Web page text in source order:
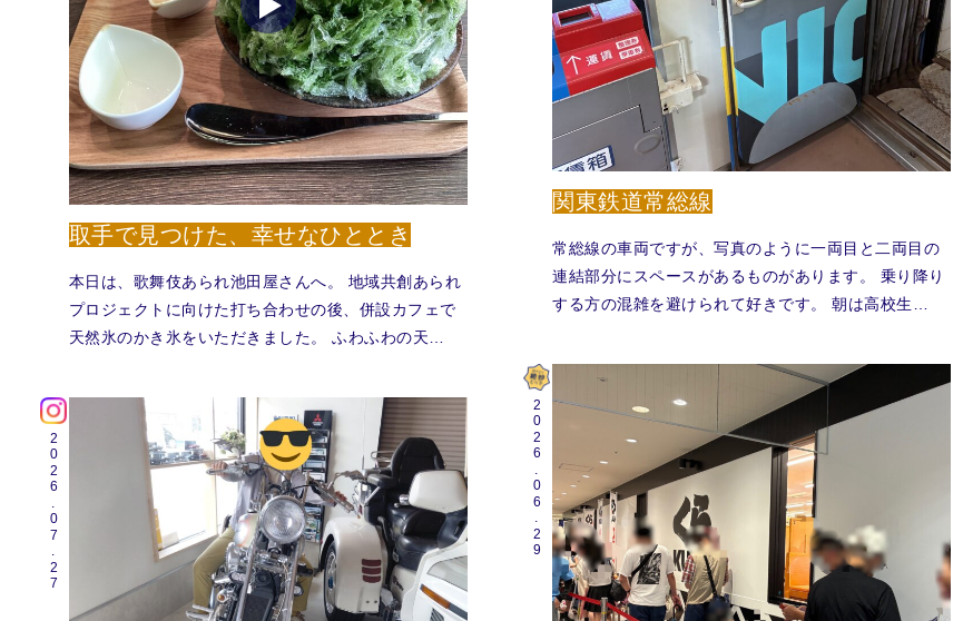
取手で見つけた、幸せなひととき
本日は、歌舞伎あられ池田屋さんへ。 地域共創あられ
プロジェクトに向けた打ち合わせの後、併設カフェで
天然氷のかき氷をいただきました。 ふわふわの天…
2026.07.27
関東鉄道常総線
常総線の車両ですが、写真のように一両目と二両目の
連結部分にスペースがあるものがあります。 乗り降り
する方の混雑を避けられて好きです。 朝は高校生…
2026.06.29